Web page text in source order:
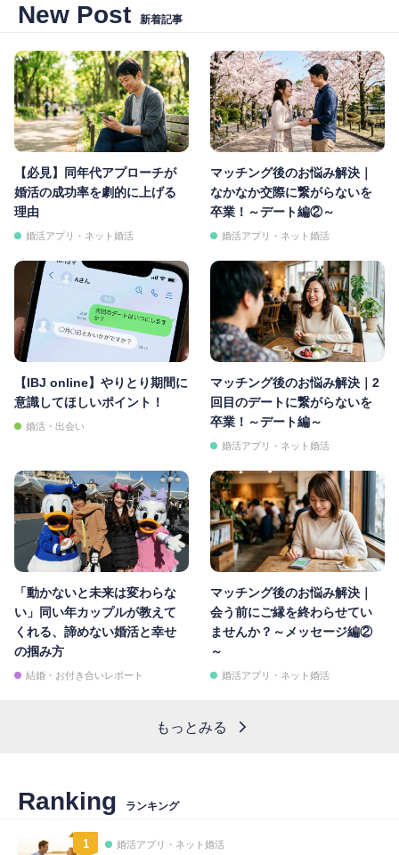
New Post 新着記事
【必見】同年代アプローチが
婚活の成功率を劇的に上げる
理由
婚活アプリ・ネット婚活
マッチング後のお悩み解決｜
なかなか交際に繋がらないを
卒業！～デート編②～
婚活アプリ・ネット婚活
【IBJ online】やりとり期間に
意識してほしいポイント！
婚活・出会い
マッチング後のお悩み解決｜2
回目のデートに繋がらないを
卒業！～デート編～
婚活アプリ・ネット婚活
「動かないと未来は変わらな
い」同い年カップルが教えて
くれる、諦めない婚活と幸せ
の掴み方
結婚・お付き合いレポート
マッチング後のお悩み解決｜
会う前にご縁を終わらせてい
ませんか？～メッセージ編②
～
婚活アプリ・ネット婚活
もっとみる
Ranking ランキング
1 婚活アプリ・ネット婚活